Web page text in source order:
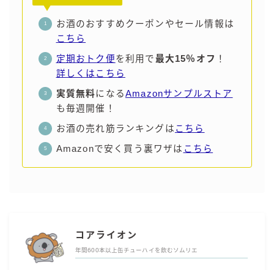
お酒のおすすめクーポンやセール情報は
こちら
定期おトク便を利用で最大15％オフ ！
詳しくはこちら
実質無料になるAmazonサンプルストア
も毎週開催！
お酒の売れ筋ランキングは こちら
Amazonで安く買う裏ワザは こちら
コアライオン
年間600本以上缶チューハイを飲むソムリエ